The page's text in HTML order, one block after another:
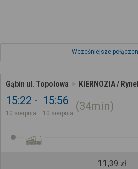
Wcześniejsze
Gąbin ul. Topolowa KIERNOZIA /
15:22
10 sierpnia
15:56
10 sierpnia
34min
11,39 zł